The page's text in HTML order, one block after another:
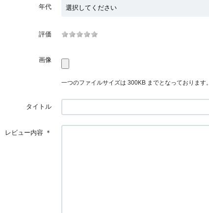
年代
評価
画像
一つのファイルサイズは 300KB までとなっております。
タイトル
レビュー内容 ＊